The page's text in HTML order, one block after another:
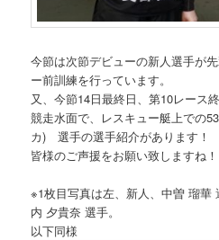
今節は次節デビューの新人選手が
ー前訓練を行っています。
又、今節14日最終日、第10レース
競走水面で、レスキュー艇上で
カ) 選手の選手紹介があります！
皆様のご声援をお願い致しますね！
※1枚目写真は左、新人、中曽 瑠華
内 夕貴奈 選手。
以下同様